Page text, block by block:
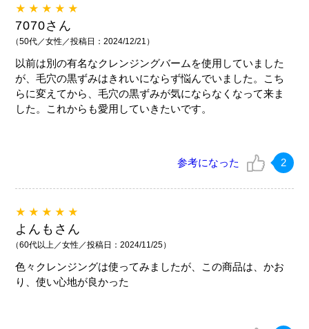
★★★★★
7070さん
（50代／女性／投稿日：2024/12/21）
以前は別の有名なクレンジングバームを使用していました
が、毛穴の黒ずみはきれいにならず悩んでいました。こち
らに変えてから、毛穴の黒ずみが気にならなくなって来ま
した。これからも愛用していきたいです。
参考になった 2
★★★★★
よんもさん
（60代以上／女性／投稿日：2024/11/25）
色々クレンジングは使ってみましたが、この商品は、かお
り、使い心地が良かった